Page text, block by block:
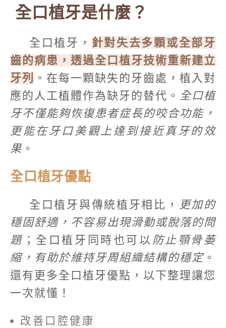
全口植牙是什麼？
全口植牙， 針對失去多顆或全部牙
齒的病患，透過全口植牙技術重新建立
牙列 。在每一顆缺失的牙齒處，植入對
應的人工植體作為缺牙的替代。 全口植
牙不僅能夠恢復患者症長的咬合功能，
更能在牙口美觀上達到接近真牙的效
果 。
全口植牙優點
全口植牙與傳統植牙相比， 更加的
穩固舒適，不容易出現滑動或脫落的問
題 ；全口植牙同時也可以 防止顎骨萎
縮，有助於維持牙周組織結構的穩定 。
還有更多全口植牙優點，以下整理讓您
一次就懂！
改善口腔健康